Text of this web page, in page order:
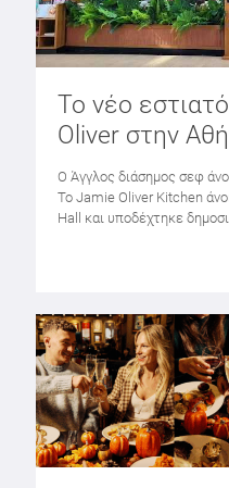
Το νέο
Oliver στην
O Άγγλος διάσημος σεφ
Το Jamie Oliver Kitchen
Hall και υποδέχτηκε